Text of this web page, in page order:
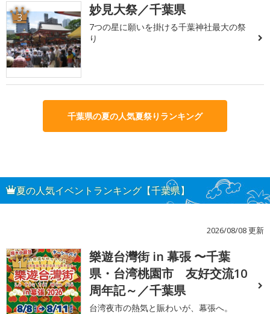
3 妙見大祭／千葉県
7つの星に願いを掛ける千葉神社最大の祭
り
千葉県の夏の人気夏祭りランキング
夏の人気イベントランキング【千葉県】
2026/08/08 更新
1
樂遊台灣街 in 幕張 〜千葉
県・台湾桃園市 友好交流10
周年記～／千葉県
台湾夜市の熱気と賑わいが、幕張へ。